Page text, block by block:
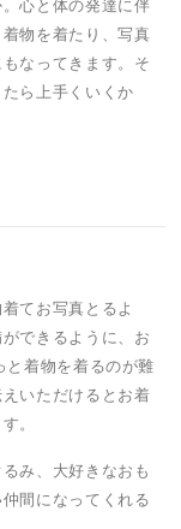
心と体の発達に伴
物を着たり、写真
なってきます。そ
ら上手くいくか
てお写真とるよ
できるように、お
と着物を着るのが難
いただけるとお着
。
み、大好きなおも
間になってくれる